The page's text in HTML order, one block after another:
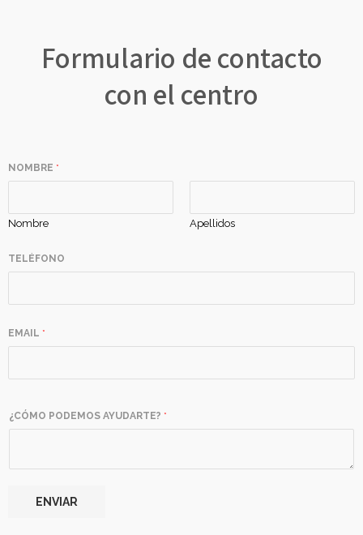
Formulario de contacto
con el centro
NOMBRE *
Nombre Apellidos
TELÉFONO
EMAIL *
¿CÓMO PODEMOS AYUDARTE? *
ENVIAR